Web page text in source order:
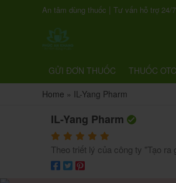
An tâm dùng thuốc | Tư vấn hỗ trợ 24/7
GỬI ĐƠN THUỐC THUỐC OTC
Home » IL-Yang Pharm
IL-Yang Pharm
Theo triết lý của công ty "Tạo ra